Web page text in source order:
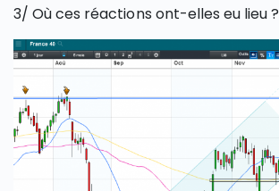
3/ Où ces réactions ont-elles eu lieu ?